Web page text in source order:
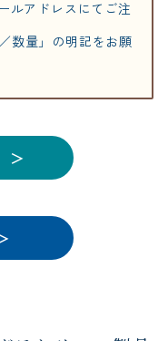
ルアドレスにてご注
数量」の明記をお願
＞